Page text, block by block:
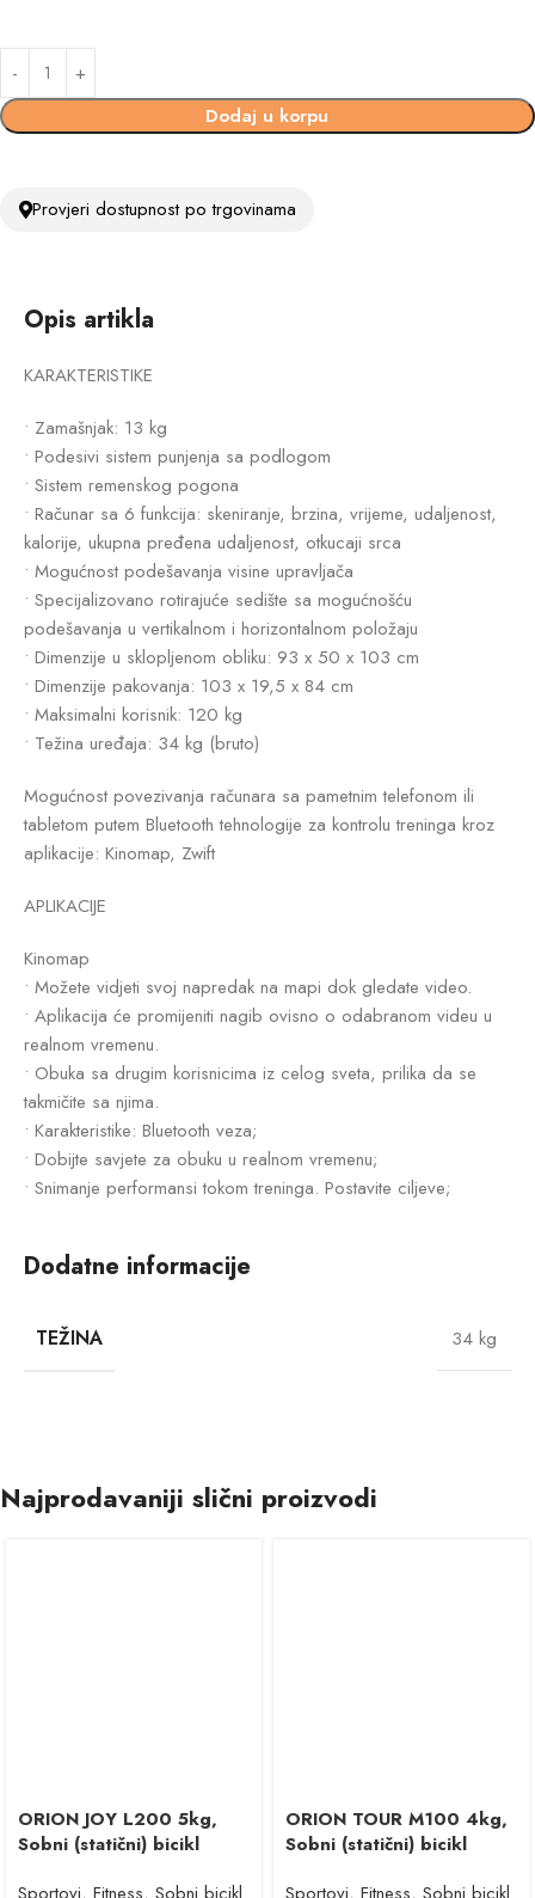
Dodaj u korpu
Provjeri dostupnost po trgovinama
Opis artikla
KARAKTERISTIKE
• Zamašnjak: 13 kg
• Podesivi sistem punjenja sa podlogom
• Sistem remenskog pogona
• Računar sa 6 funkcija: skeniranje, brzina, vrijeme, udaljenost,
kalorije, ukupna pređena udaljenost, otkucaji srca
• Mogućnost podešavanja visine upravljača
• Specijalizovano rotirajuće sedište sa mogućnošću
podešavanja u vertikalnom i horizontalnom položaju
• Dimenzije u sklopljenom obliku: 93 x 50 x 103 cm
• Dimenzije pakovanja: 103 x 19,5 x 84 cm
• Maksimalni korisnik: 120 kg
• Težina uređaja: 34 kg (bruto)
Mogućnost povezivanja računara sa pametnim telefonom ili
tabletom putem Bluetooth tehnologije za kontrolu treninga kroz
aplikacije: Kinomap, Zwift
APLIKACIJE
Kinomap
• Možete vidjeti svoj napredak na mapi dok gledate video.
• Aplikacija će promijeniti nagib ovisno o odabranom videu u
realnom vremenu.
• Obuka sa drugim korisnicima iz celog sveta, prilika da se
takmičite sa njima.
• Karakteristike: Bluetooth veza;
• Dobijte savjete za obuku u realnom vremenu;
• Snimanje performansi tokom treninga. Postavite ciljeve;
Dodatne informacije
TEŽINA 34 kg
Najprodavaniji slični proizvodi
ORION JOY L200 5kg,
Sobni (statični) bicikl
ORION TOUR M100 4kg,
Sobni (statični) bicikl